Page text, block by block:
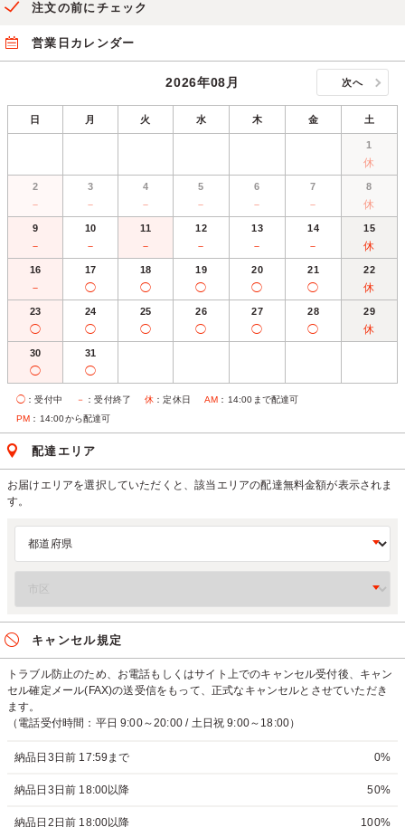
注文の前にチェック
営業日カレンダー
2026年08月 次へ
日 月 火 水 木 金 土
1
休
2
－
3
－
4
－
5
－
6
－
7
－
8
休
9
－
10
－
11
－
12
－
13
－
14
－
15
休
16
－
17
◯
18
◯
19
◯
20
◯
21
◯
22
休
23
◯
24
◯
25
◯
26
◯
27
◯
28
◯
29
休
30
◯
31
◯
◯ ：受付中 － ：受付終了 休 ：定休日 AM ：14:00まで配達可
PM ：14:00から配達可
配達エリア
お届けエリアを選択していただくと、該当エリアの配達無料金額が表示されま
す。
キャンセル規定
トラブル防止のため、お電話もしくはサイト上でのキャンセル受付後、キャン
セル確定メール(FAX)の送受信をもって、正式なキャンセルとさせていただき
ます。
（電話受付時間：平日 9:00～20:00 / 土日祝 9:00～18:00）
納品日3日前 17:59まで 0%
納品日3日前 18:00以降 50%
納品日2日前 18:00以降 100%